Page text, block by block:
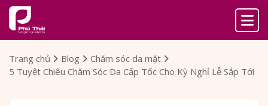
Trang chủ Blog
Chăm sóc da mặt
5 Tuyệt Chiêu Chăm Sóc Da Cấp Tốc Cho Kỳ Nghỉ Lễ Sắp Tới